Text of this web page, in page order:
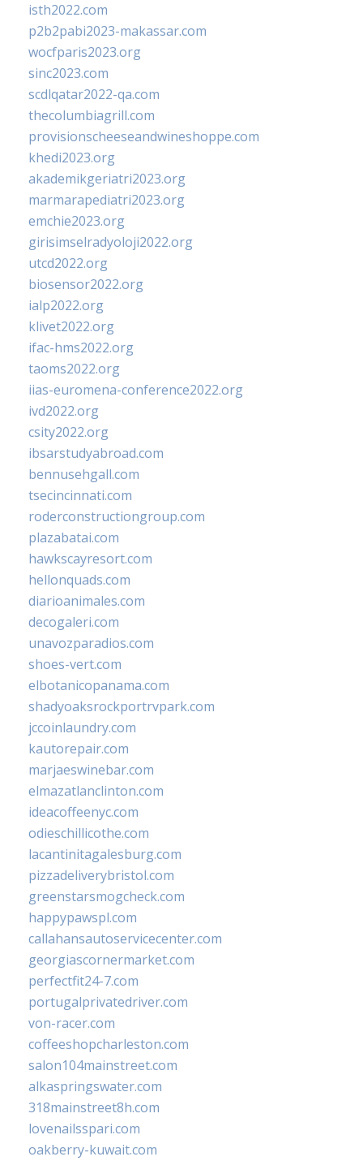
isth2022.com
p2b2pabi2023-makassar.com
wocfparis2023.org
sinc2023.com
scdlqatar2022-qa.com
thecolumbiagrill.com
provisionscheeseandwineshoppe.com
khedi2023.org
akademikgeriatri2023.org
marmarapediatri2023.org
emchie2023.org
girisimselradyoloji2022.org
utcd2022.org
biosensor2022.org
ialp2022.org
klivet2022.org
ifac-hms2022.org
taoms2022.org
iias-euromena-conference2022.org
ivd2022.org
csity2022.org
ibsarstudyabroad.com
bennusehgall.com
tsecincinnati.com
roderconstructiongroup.com
plazabatai.com
hawkscayresort.com
hellonquads.com
diarioanimales.com
decogaleri.com
unavozparadios.com
shoes-vert.com
elbotanicopanama.com
shadyoaksrockportrvpark.com
jccoinlaundry.com
kautorepair.com
marjaeswinebar.com
elmazatlanclinton.com
ideacoffeenyc.com
odieschillicothe.com
lacantinitagalesburg.com
pizzadeliverybristol.com
greenstarsmogcheck.com
happypawspl.com
callahansautoservicecenter.com
georgiascornermarket.com
perfectfit24-7.com
portugalprivatedriver.com
von-racer.com
coffeeshopcharleston.com
salon104mainstreet.com
alkaspringswater.com
318mainstreet8h.com
lovenailsspari.com
oakberry-kuwait.com